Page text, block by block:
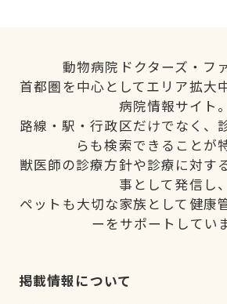
動物病院ドクターズ・フ
首都圏を中心としてエリア拡大
病院情報サイト。
路線・駅・行政区だけでなく、
らも検索できることが
獣医師の診療方針や診療に対す
事として発信し、
ペットも大切な家族として健康
ーをサポートしてい
掲載情報について